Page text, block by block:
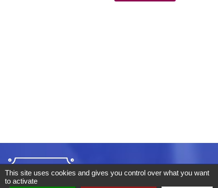
This site uses cookies and gives you control over what you want
to activate